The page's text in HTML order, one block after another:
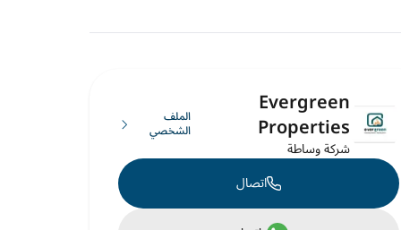
Evergreen
Properties
شركة وساطة
الملف
الشخصي
اتصال